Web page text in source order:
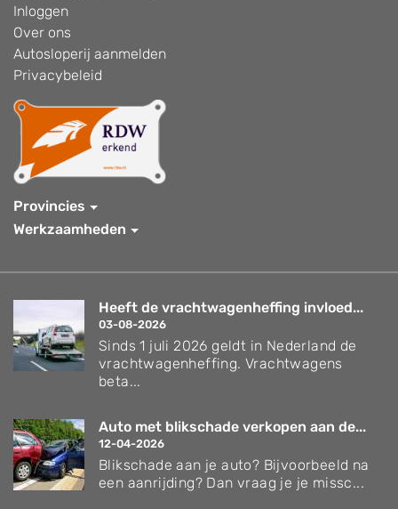
Inloggen
Over ons
Autosloperij aanmelden
Privacybeleid
Provincies
Werkzaamheden
Heeft de vrachtwagenheffing invloed...
03-08-2026
Sinds 1 juli 2026 geldt in Nederland de
vrachtwagenheffing. Vrachtwagens
beta...
Auto met blikschade verkopen aan de...
12-04-2026
Blikschade aan je auto? Bijvoorbeeld na
een aanrijding? Dan vraag je je missc...